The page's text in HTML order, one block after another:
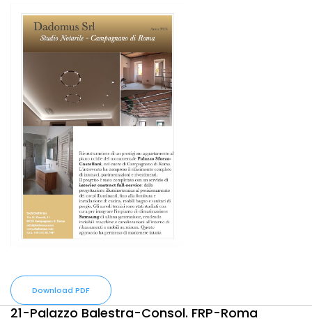
Download PDF
21-Palazzo Balestra-Consol. FRP-Roma